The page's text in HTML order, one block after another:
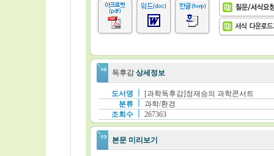
독후감 상세정보
도서명
[과학독후감]정재승의 과학콘서트
분류
과학/환경
조회수
267363
본문 미리보기